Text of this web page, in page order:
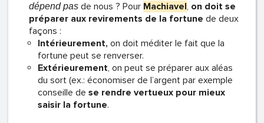
dépend pas de nous ? Pour Machiavel, on doit se
préparer aux revirements de la fortune de deux
façons :
Intérieurement, on doit méditer le fait que la
fortune peut se renverser.
Extérieurement, on peut se préparer aux aléas
du sort (ex.: économiser de l’argent par exemple
conseille de se rendre vertueux pour mieux
saisir la fortune.